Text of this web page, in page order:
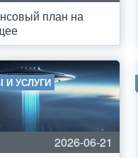
план на
И УСЛУГИ
2026-06-21